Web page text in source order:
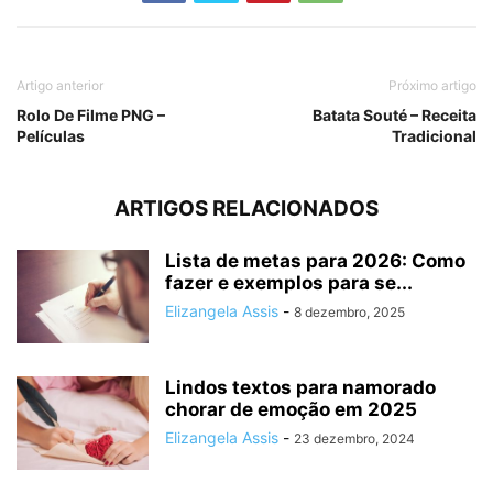
Artigo anterior
Rolo De Filme PNG –
Películas
Próximo artigo
Batata Souté – Receita
Tradicional
ARTIGOS RELACIONADOS
Lista de metas para 2026: Como
fazer e exemplos para se...
Elizangela Assis - 8 dezembro, 2025
Lindos textos para namorado
chorar de emoção em 2025
Elizangela Assis - 23 dezembro, 2024